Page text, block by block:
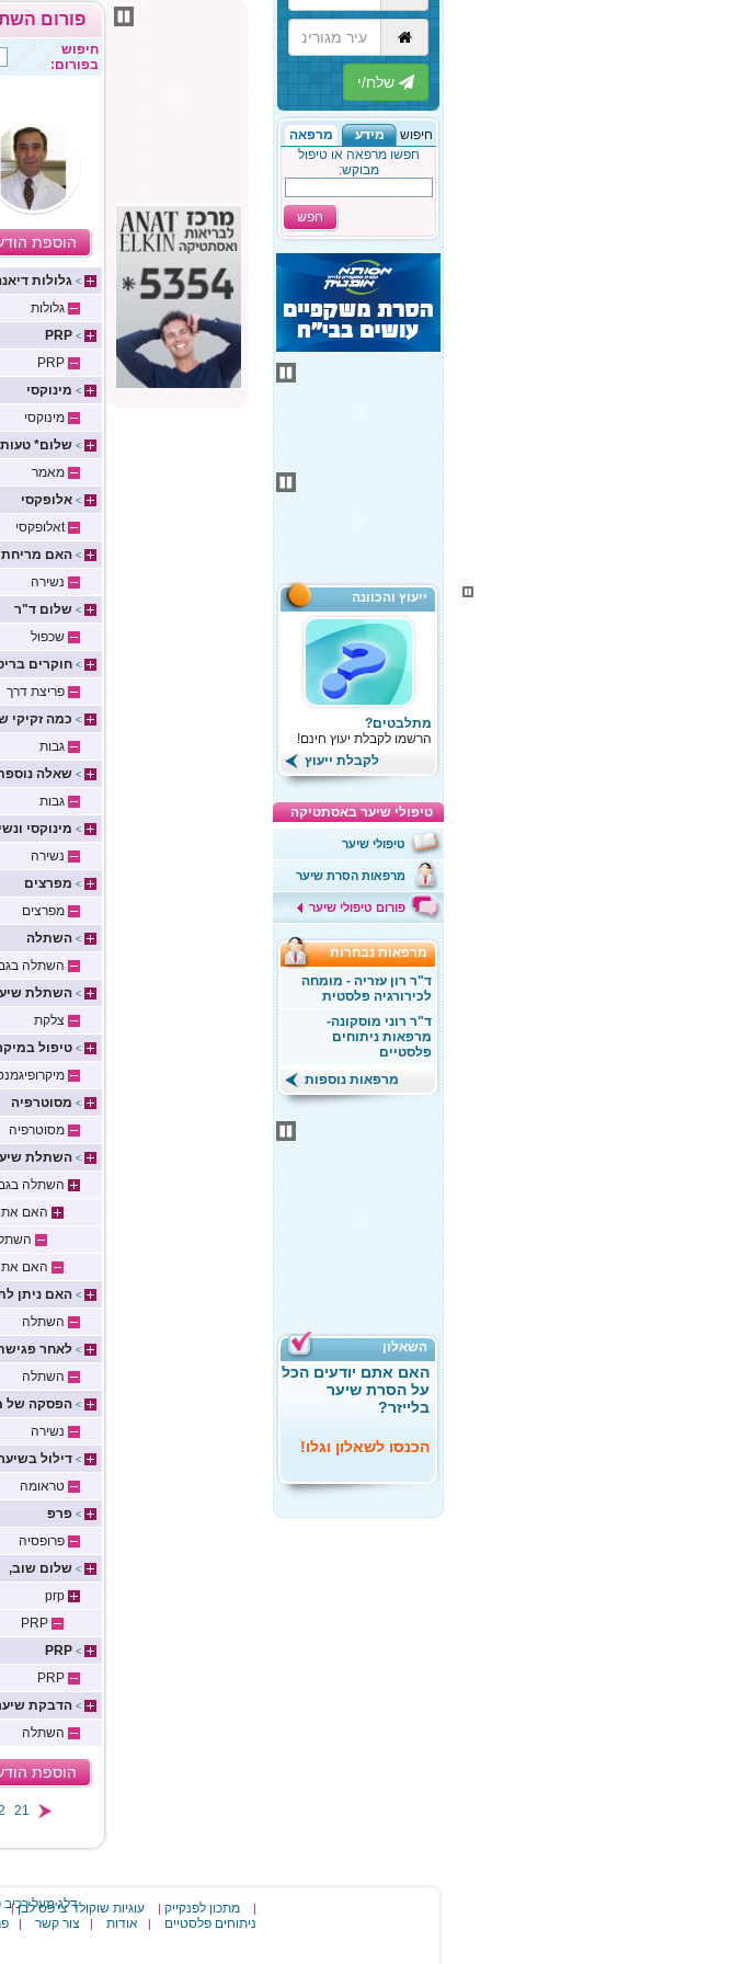
הבא
חיפוש מידע
מרפאה
חפשו מרפאה או טיפול
מבוקש:
חפש
ייעוץ והכוונה
מתלבטים?
הרשמו לקבלת יעוץ חינם!
לקבלת ייעוץ
טיפולי שיער באסתטיקה
טיפולי שיער
מרפאות הסרת שיער
פורום טיפולי שיער
מרפאות נבחרות
ד"ר רון עזריה - מומחה
לכירורגיה פלסטית
ד"ר רוני מוסקונה-
מרפאות ניתוחים
פלסטיים
מרפאות נוספות
השאלון
האם אתם יודעים הכל
על הסרת שיער
בלייזר?
הכנסו לשאלון וגלו!
פורום
חיפוש
בפורום:
הוספת
> גלולות
גלולות
>
PRP
PRP
> מינוקסי
מינוקסי
> שלום*
מאמר
> אלופקסי
tאלופקסי
> האם מריחת
נשירה
> שלום ד"ר
שכפול
> חוקרים
פריצת דרך
> כמה זקיקי
גבות
> שאלה
גבות
> מינוקסי
נשירה
> מפרצים
מפרצים
> השתלה
השתלה
> השתלת
צלקת
> טיפול
> מסוטרפיה
מסוטרפיה
> השתלת
השתלה
האם
האם
> האם ניתן
השתלה
> לאחר פגישת
השתלה
> הפסקה של
נשירה
> דילול
טראומה
> פרפ
פרופסיה
> שלום שוב,
prp
PRP
>
PRP
PRP
> הדבקת
השתלה
הוספת
21
דלג מעל רכיב | מתכון לפנקייק | עוגיות שוקולד צי'פס לבן |
ניתוחים פלסטיים | אודות | צור קשר |